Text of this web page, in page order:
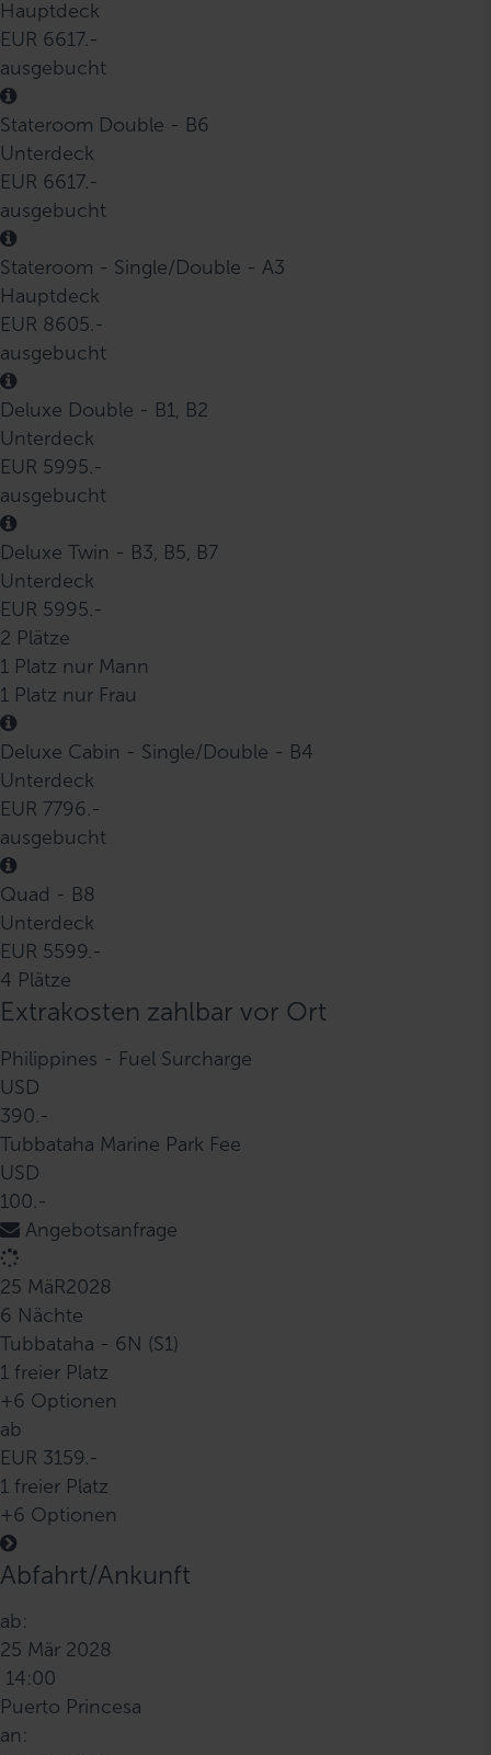
Hauptdeck
EUR 6617.-
ausgebucht
Stateroom Double - B6
Unterdeck
EUR 6617.-
ausgebucht
Stateroom - Single/Double - A3
Hauptdeck
EUR 8605.-
ausgebucht
Deluxe Double - B1, B2
Unterdeck
EUR 5995.-
ausgebucht
Deluxe Twin - B3, B5, B7
Unterdeck
EUR 5995.-
2 Plätze
1 Platz nur Mann
1 Platz nur Frau
Deluxe Cabin - Single/Double - B4
Unterdeck
EUR 7796.-
ausgebucht
Quad - B8
Unterdeck
EUR 5599.-
4 Plätze
Extrakosten zahlbar vor Ort
Philippines - Fuel Surcharge
USD
390.-
Tubbataha Marine Park Fee
USD
100.-
Angebotsanfrage
25 MäR2028
6 Nächte
Tubbataha - 6N (S1)
1 freier Platz
+6 Optionen
ab
EUR 3159.-
1 freier Platz
+6 Optionen
Abfahrt/Ankunft
ab:
25 Mär 2028
14:00
Puerto Princesa
an: